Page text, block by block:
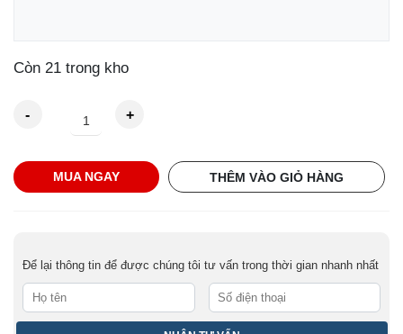
Còn 21 trong kho
Aero
Đế
THÊM VÀO GIỎ HÀNG
MUA NGAY
Để lại thông tin để được chúng tôi tư vấn trong thời gian nhanh nhất